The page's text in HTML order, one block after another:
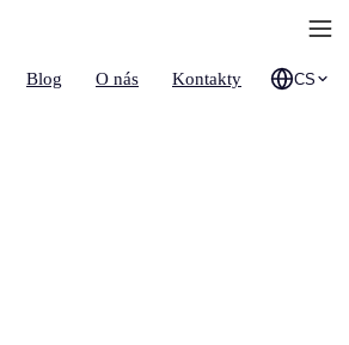
Blog O nás Kontakty CS